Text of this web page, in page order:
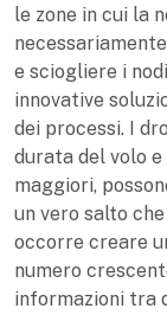
le zone in cui la
e sciogliere i
innovative
dei processi. I
durata del volo
maggiori,
un vero salto
occorre creare
numero
informazioni tra